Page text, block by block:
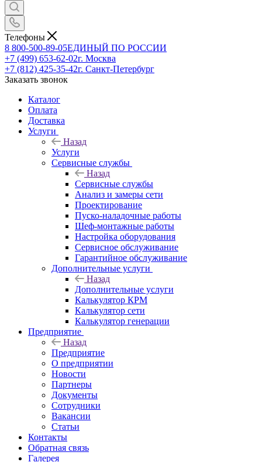
Телефоны
8 800-500-89-05ЕДИНЫЙ ПО РОССИИ
+7 (499) 653-62-02г. Москва
+7 (812) 425-35-42г. Санкт-Петербург
Заказать звонок
Каталог
Оплата
Доставка
Услуги
Назад
Услуги
Сервисные службы
Назад
Сервисные службы
Анализ и замеры сети
Проектирование
Пуско-наладочные работы
Шеф-монтажные работы
Настройка оборудования
Сервисное обслуживание
Гарантийное обслуживание
Дополнительные услуги
Назад
Дополнительные услуги
Калькулятор КРМ
Калькулятор сети
Калькулятор генерации
Предприятие
Назад
Предприятие
О предприятии
Новости
Партнеры
Документы
Сотрудники
Вакансии
Статьи
Контакты
Обратная связь
Галерея